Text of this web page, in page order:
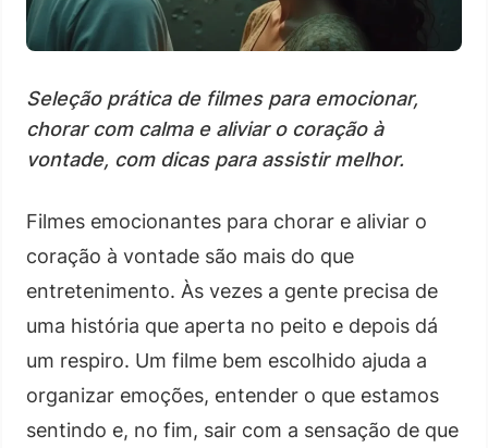
Seleção prática de filmes para emocionar,
chorar com calma e aliviar o coração à
vontade, com dicas para assistir melhor.
Filmes emocionantes para chorar e aliviar o
coração à vontade são mais do que
entretenimento. Às vezes a gente precisa de
uma história que aperta no peito e depois dá
um respiro. Um filme bem escolhido ajuda a
organizar emoções, entender o que estamos
sentindo e, no fim, sair com a sensação de que